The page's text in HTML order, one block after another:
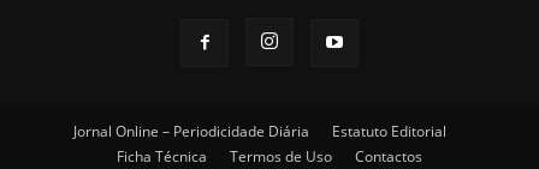
Jornal Online – Periodicidade Diária
Estatuto Editorial
Ficha Técnica
Termos de Uso Contactos